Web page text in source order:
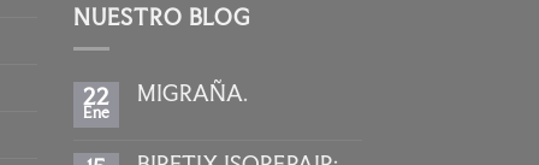
NUESTRO BLOG
22
Ene
MIGRAÑA.